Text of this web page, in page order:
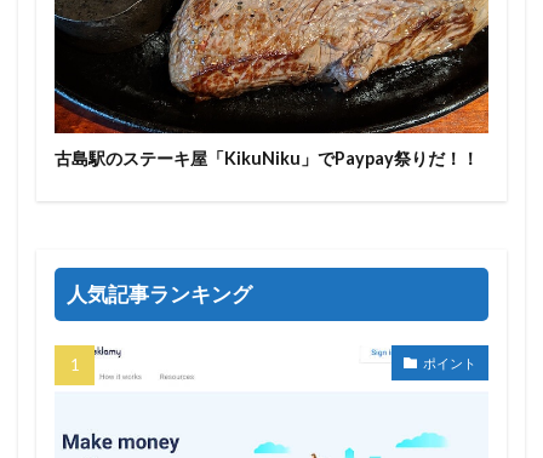
古島駅のステーキ屋「KikuNiku」でPaypay祭りだ！！
人気記事ランキング
ポイント